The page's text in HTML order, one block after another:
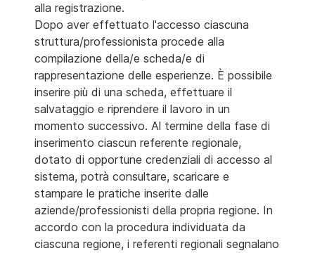
alla registrazione.
Dopo aver effettuato l'accesso ciascuna
struttura/professionista procede alla
compilazione della/e scheda/e di
rappresentazione delle esperienze. È possibile
inserire più di una scheda, effettuare il
salvataggio e riprendere il lavoro in un
momento successivo. Al termine della fase di
inserimento ciascun referente regionale,
dotato di opportune credenziali di accesso al
sistema, potrà consultare, scaricare e
stampare le pratiche inserite dalle
aziende/professionisti della propria regione. In
accordo con la procedura individuata da
ciascuna regione, i referenti regionali segnalano